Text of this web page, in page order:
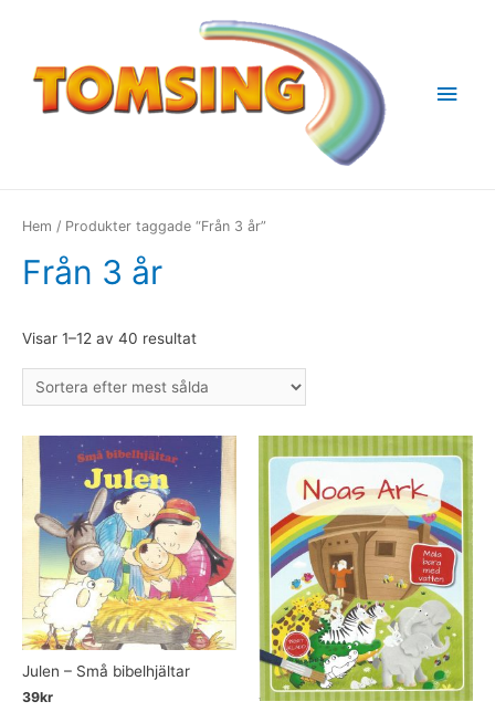
Hem / Produkter taggade “Från 3 år”
Från 3 år
Visar 1–12 av 40 resultat
Julen – Små bibelhjältar
39kr